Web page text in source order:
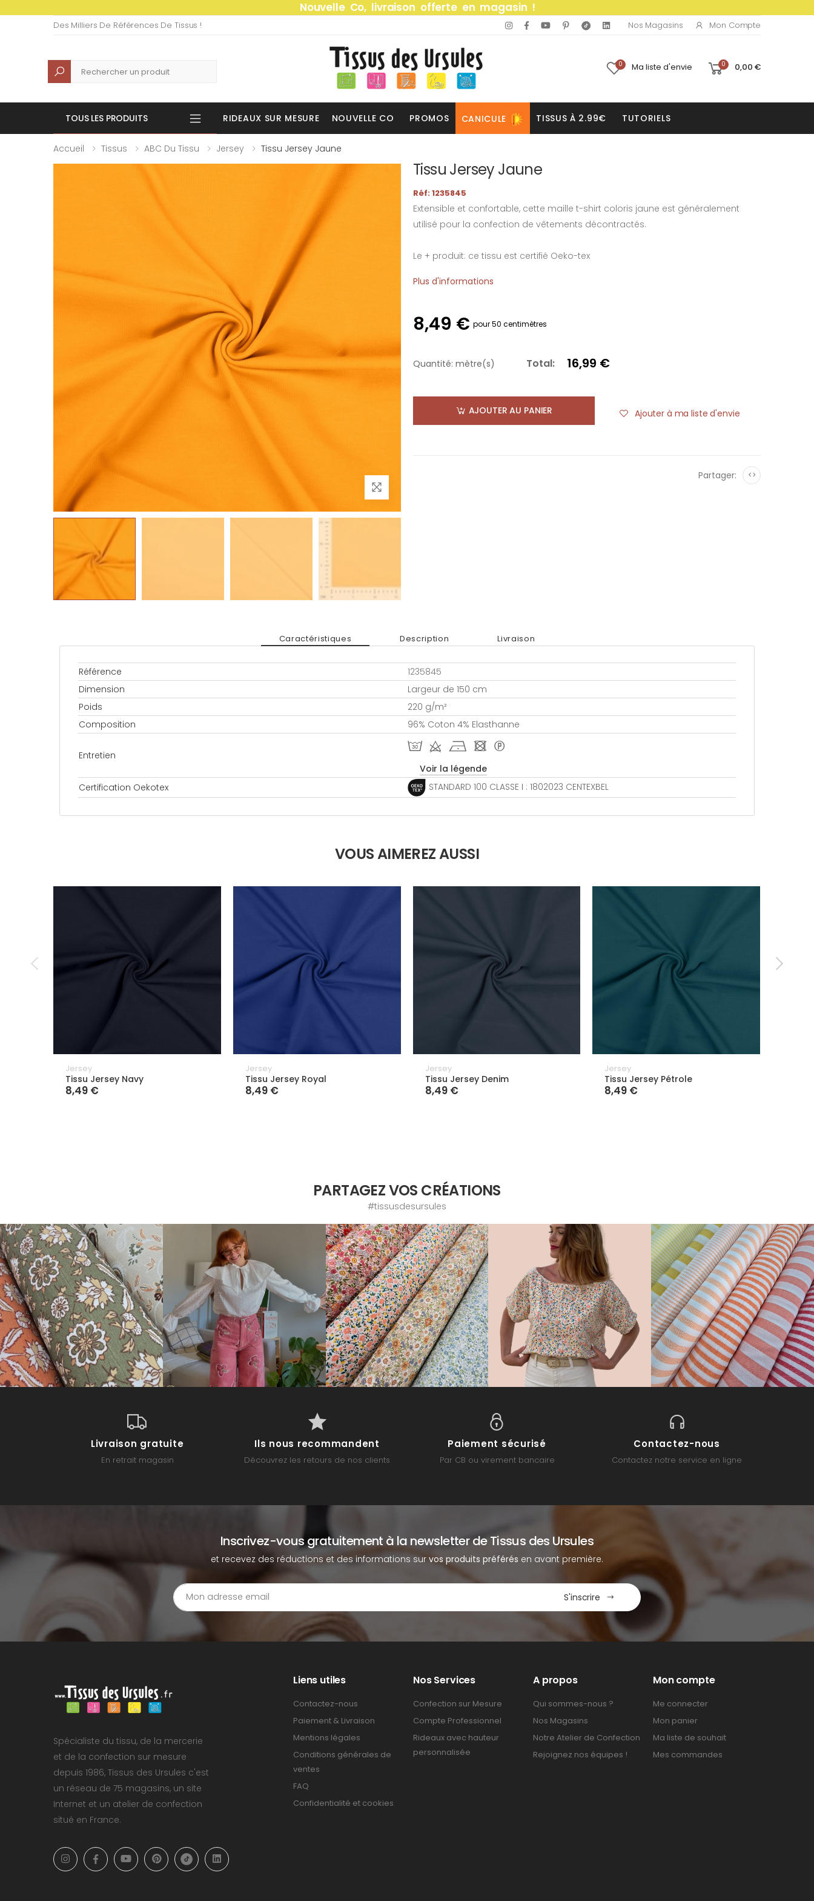
Nouvelle Co, livraison offerte en magasin !
Des Milliers De Références De Tissus ! Nos Magasins Mon Compte
Recherche 0 Ma liste d'envie 0 0,00 €
TOUS LES PRODUITS RIDEAUX SUR MESURE NOUVELLE CO PROMOS CANICULE TISSUS À 2.99€ TUTORIELS
Accueil Tissus ABC Du Tissu Jersey Tissu Jersey Jaune
Tissu Jersey Jaune
Réf: 1235845
Extensible et confortable, cette maille t-shirt coloris jaune est généralement
utilisé pour la confection de vêtements décontractés.
Le + produit: ce tissu est certifié Oeko-tex
Plus d'informations
8,49 € pour 50 centimètres
Quantité: mètre(s) Total: 16,99 €
AJOUTER AU PANIER Ajouter à ma liste d'envie
Partager: <>
Caractéristiques Description Livraison
Référence
1235845
Dimension
Largeur de 150 cm
Poids
220 g/m²
Composition
96% Coton 4% Elasthanne
Entretien
T d h - *
Voir la légende
Certification Oekotex
STANDARD 100 CLASSE I : 1802023 CENTEXBEL
VOUS AIMEREZ AUSSI
Jersey
Tissu Jersey Navy
8,49 €
Jersey
Tissu Jersey Royal
8,49 €
Jersey
Tissu Jersey Denim
8,49 €
Jersey
Tissu Jersey Pétrole
8,49 €
PARTAGEZ VOS CRÉATIONS
#tissusdesursules
Livraison gratuite
En retrait magasin
Ils nous recommandent
Découvrez les retours de nos clients
Paiement sécurisé
Par CB ou virement bancaire
Contactez-nous
Contactez notre service en ligne
Inscrivez-vous gratuitement à la newsletter de Tissus des Ursules
et recevez des réductions et des informations survos produits préférés en avant première.
S'inscrire
Spécialiste du tissu, de la mercerie
et de la confection sur mesure
depuis 1986, Tissus des Ursules c'est
un réseau de 75 magasins, un site
Internet et un atelier de confection
situé en France.
Liens utiles
Contactez-nous
Paiement & Livraison
Mentions légales
Conditions générales de
ventes
FAQ
Confidentialité et cookies
Nos Services
Confection sur Mesure
Compte Professionnel
Rideaux avec hauteur
personnalisée
A propos
Qui sommes-nous ?
Nos Magasins
Notre Atelier de Confection
Rejoignez nos équipes !
Mon compte
Me connecter
Mon panier
Ma liste de souhait
Mes commandes